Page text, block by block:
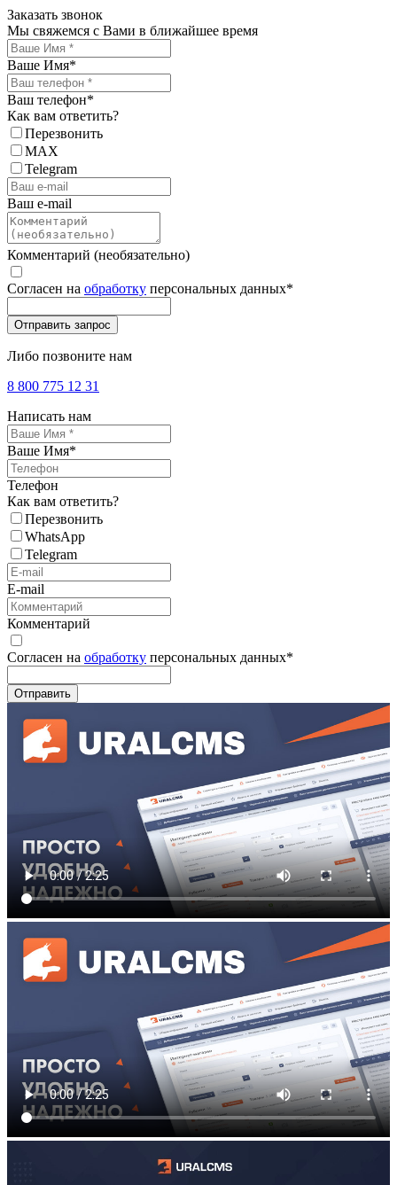
Заказать звонок
Мы свяжемся с Вами в ближайшее время
Ваше Имя*
Ваш телефон*
Как вам ответить?
Перезвонить
MAX
Telegram
Ваш e-mail
Комментарий (необязательно)
Согласен на обработку персональных данных*
Либо позвоните нам
8 800 775 12 31
Написать нам
Ваше Имя*
Телефон
Как вам ответить?
Перезвонить
WhatsApp
Telegram
E-mail
Комментарий
Согласен на обработку персональных данных*